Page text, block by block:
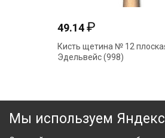
49.14₽
Кисть щетина № 12
Эдельвейс (998)
Мы используем